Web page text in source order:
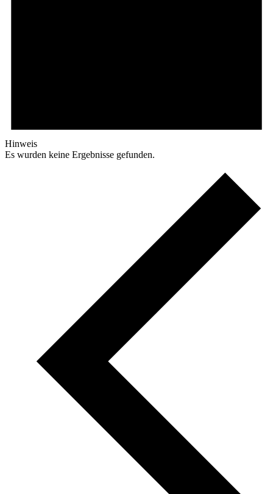
Hinweis
Es wurden keine Ergebnisse gefunden.